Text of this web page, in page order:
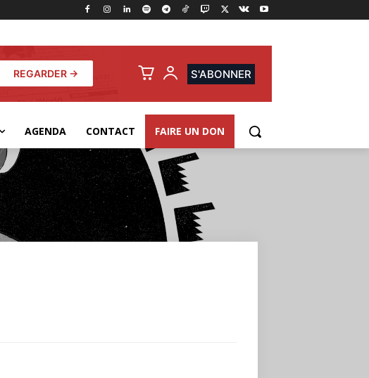
REGARDER → S'ABONNER
AGENDA CONTACT FAIRE UN DON